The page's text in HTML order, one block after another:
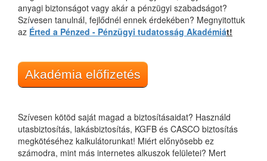
anyagi biztonságot vagy akár a pénzügyi szabadságot?
Szívesen tanulnál, fejlődnél ennek érdekében? Megnyitottuk
az Érted a Pénzed - Pénzügyi tudatosság Akadémiát!
Akadémia előfizetés
Szívesen kötöd saját magad a biztosításaidat? Használd
utasbiztosítás, lakásbiztosítás, KGFB és CASCO biztosítás
megkötéséhez kalkulátorunkat! Miért előnyösebb ez
számodra, mint más internetes alkuszok felületei? Mert